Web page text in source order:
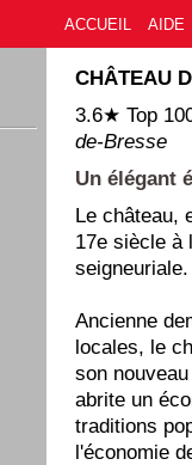
ACCUEIL AIDE
CHÂTEAU
3.6★ Top
de-Bresse
Un élégant
Le château,
17e siècle à
seigneuriale.
Ancienne
locales, le
son
abrite un
traditions
l'économie